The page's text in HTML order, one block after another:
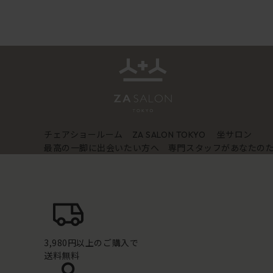
チェアショールーム ZA SALON TOKYO
坐サロン
最高の一脚に出会いたい方へ 専門スタッフがあなたの
3,980円以上のご購入で
送料無料